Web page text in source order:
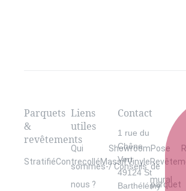
Parquets
&
revêtements
StratifiéContrecolléMassifVinyle
mural
Liens
utiles
Qui
sommes-
nous ?
Showroom
/ Conseils
Pose
de
parquet
Contact
1 rue du
Chêne
Vert
49124 St
Barthélémy